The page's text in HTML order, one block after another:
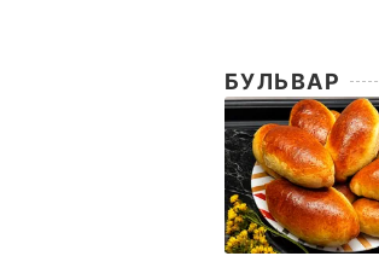
БУЛЬВАР